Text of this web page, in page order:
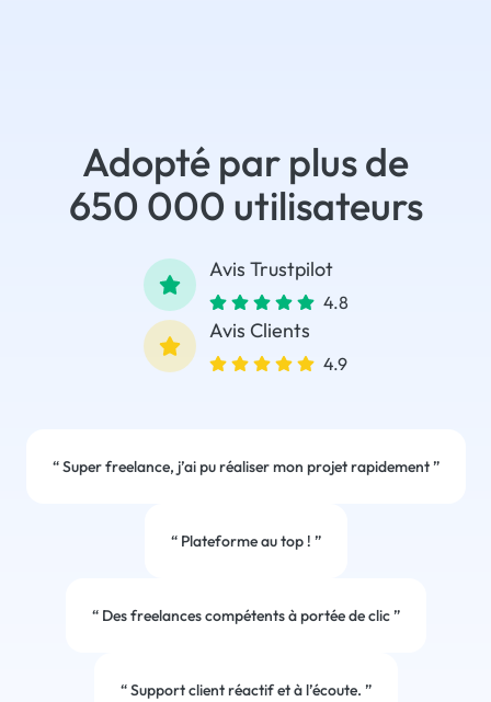
Adopté par plus de
650 000 utilisateurs
Avis Trustpilot
4.8
Avis Clients
4.9
“Super freelance, j’ai pu réaliser mon projet rapidement”
“Plateforme au top ! ”
“Des freelances compétents à portée de clic”
“Support client réactif et à l’écoute. ”